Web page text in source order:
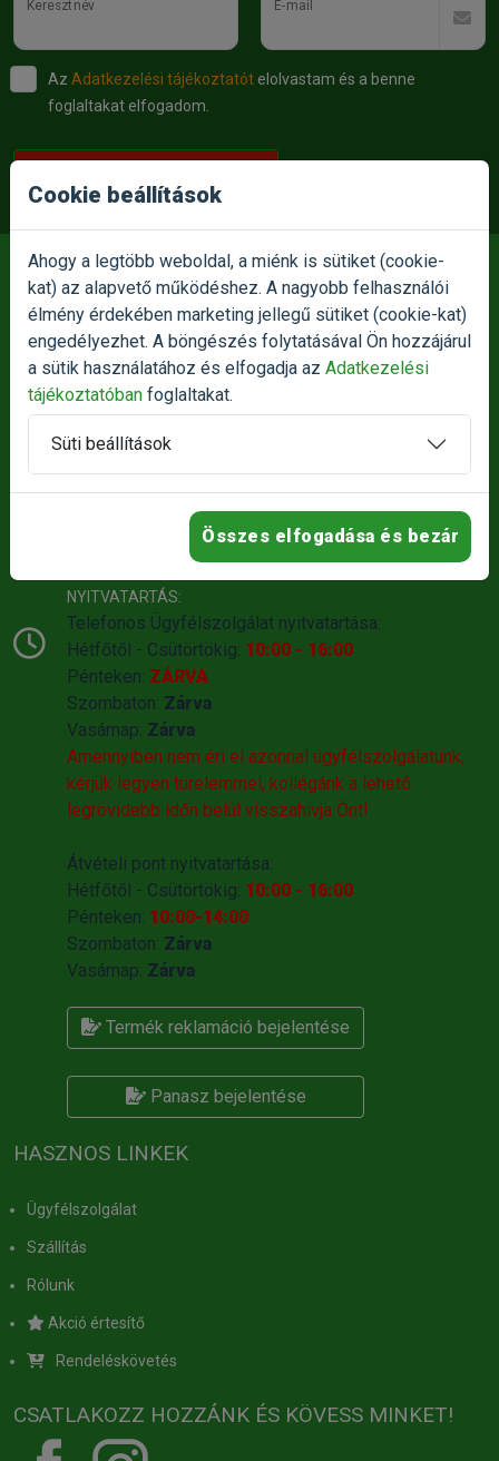
Keresztnév E-mail
Az Adatkezelési tájékoztatót elolvastam és a benne
foglaltakat elfogadom.
E-MAIL:
info@petnet.hu
TELEFON:
+36709326336
+36709326333
SZEMÉLYES ÁTVÉTEL:
1186 Budapest, Besence utca 1.
NYITVATARTÁS:
Telefonos Ügyfélszolgálat nyitvatartása:
Hétfőtől - Csütörtökig: 10:00 - 16:00
Pénteken: ZÁRVA
Szombaton: Zárva
Vasárnap: Zárva
Amennyiben nem éri el azonnal ügyfélszolgálatunk,
kérjük legyen türelemmel, kollégánk a lehető
legrövidebb időn belül visszahivja Önt!
Átvételi pont nyitvatartása:
Hétfőtől - Csütörtökig: 10:00 - 16:00
Pénteken: 10:00-14:00
Szombaton: Zárva
Vasárnap: Zárva
Termék reklamáció bejelentése
Panasz bejelentése
HASZNOS LINKEK
Ügyfélszolgálat
Szállítás
Rólunk
Akció értesítő
Rendeléskövetés
CSATLAKOZZ HOZZÁNK ÉS KÖVESS MINKET!
Cookie beállítások
Ahogy a legtöbb weboldal, a miénk is sütiket (cookie-
kat) az alapvető működéshez. A nagyobb felhasználói
élmény érdekében marketing jellegű sütiket (cookie-kat)
engedélyezhet. A böngészés folytatásával Ön hozzájárul
a sütik használatához és elfogadja az Adatkezelési
tájékoztatóban foglaltakat.
Süti beállítások
Összes elfogadása és bezár